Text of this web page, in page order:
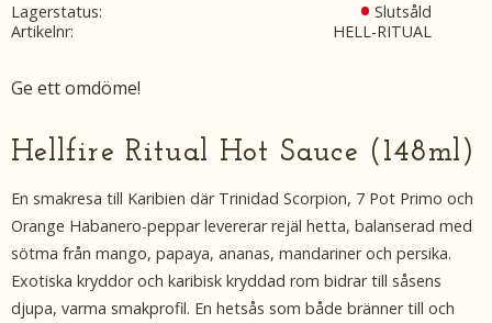
Lagerstatus
Slutsåld
Artikelnr
HELL-RITUAL
Ge ett omdöme!
Hellfire Ritual Hot Sauce (148ml)
En smakresa till Karibien där Trinidad Scorpion, 7 Pot Primo och
Orange Habanero-peppar levererar rejäl hetta, balanserad med
sötma från mango, papaya, ananas, mandariner och persika.
Exotiska kryddor och karibisk kryddad rom bidrar till såsens
djupa, varma smakprofil. En hetsås som både bränner till och